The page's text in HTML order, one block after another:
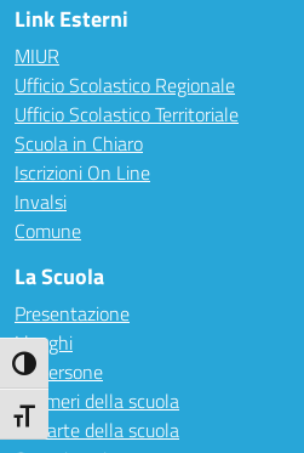
Attiva/disattiva alto contrasto
Attiva/disattiva dimensione testo
Link Esterni
MIUR
Ufficio Scolastico Regionale
Ufficio Scolastico Territoriale
Scuola in Chiaro
Iscrizioni On Line
Invalsi
Comune
La Scuola
Presentazione
I luoghi
Le persone
I numeri della scuola
Le carte della scuola